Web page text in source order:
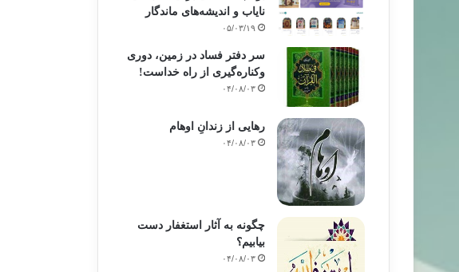
نایاب و اندیشه‌های ماندگار
۰۵/۰۳/۱۹
سر دفتر فساد در زمین‌، دوری
وکناره‌گیری از راه خداست‌!
۰۴/۰۸/۰۳
رهایی از زندانِ اوهام
۰۴/۰۸/۰۳
چگونه به آثار استغفار دست
بیابیم؟
۰۴/۰۸/۰۳